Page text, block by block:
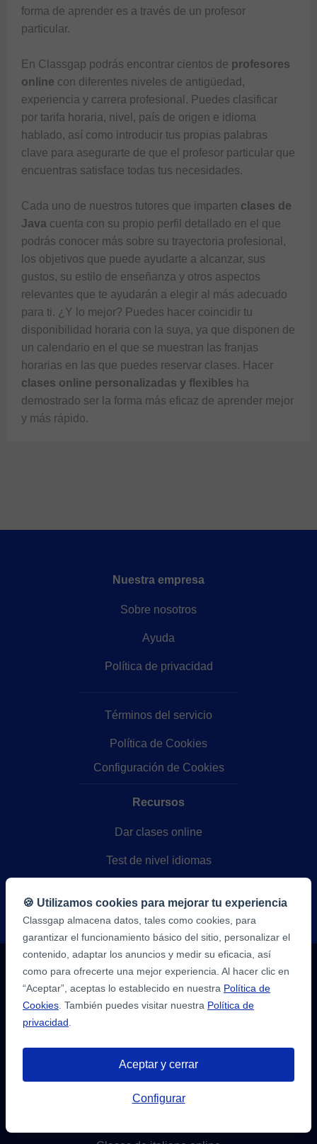
min. para encontrar profesor.
forma de aprender es a través de un profesor
particular.
En Classgap podrás encontrar cientos de profesores
online con diferentes niveles de antigüedad,
experiencia y carrera profesional. Puedes clasificar
por tarifa horaria, nivel, país de origen e idioma
hablado, así como introducir tus propias palabras
clave para asegurarte de que el profesor particular que
encuentras satisface todas tus necesidades.
Cada uno de nuestros tutores que imparten clases de
Java cuenta con su propio perfil detallado en el que
podrás conocer más sobre su trayectoria profesional,
los objetivos que puede ayudarte a alcanzar, sus
gustos, su estilo de enseñanza y otros aspectos
relevantes que te ayudarán a elegir al más adecuado
para ti. ¿Y lo mejor? Puedes hacer coincidir tu
disponibilidad horaria con la suya, ya que disponen de
un calendario en el que se muestran las franjas
clases online personalizadas y flexibles ha
demostrado ser la forma más eficaz de aprender mejor
y más rápido.
Nuestra empresa
Sobre nosotros
Ayuda
Política de privacidad
Términos del servicio
Política de Cookies
Configuración de Cookies
Recursos
Dar clases online
Test de nivel idiomas
Mapa del sitio
Aprende
Clases de francés online
🍪 Utilizamos cookies para mejorar tu experiencia
Classgap almacena datos, tales como cookies, para
garantizar el funcionamiento básico del sitio, personalizar el
contenido, adaptar los anuncios y medir su eficacia, así
como para ofrecerte una mejor experiencia. Al hacer clic en
“Aceptar”, aceptas lo establecido en nuestra Política de
Cookies . También puedes visitar nuestra Política de
privacidad
Aceptar y cerrar
Configurar